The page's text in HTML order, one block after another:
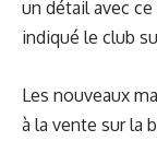
un détail avec
indiqué le club
Les nouveaux
à la vente sur la